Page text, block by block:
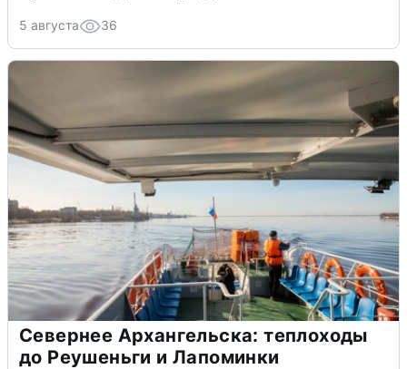
5 августа 36
Севернее Архангельска: теплоходы
до Реушеньги и Лапоминки